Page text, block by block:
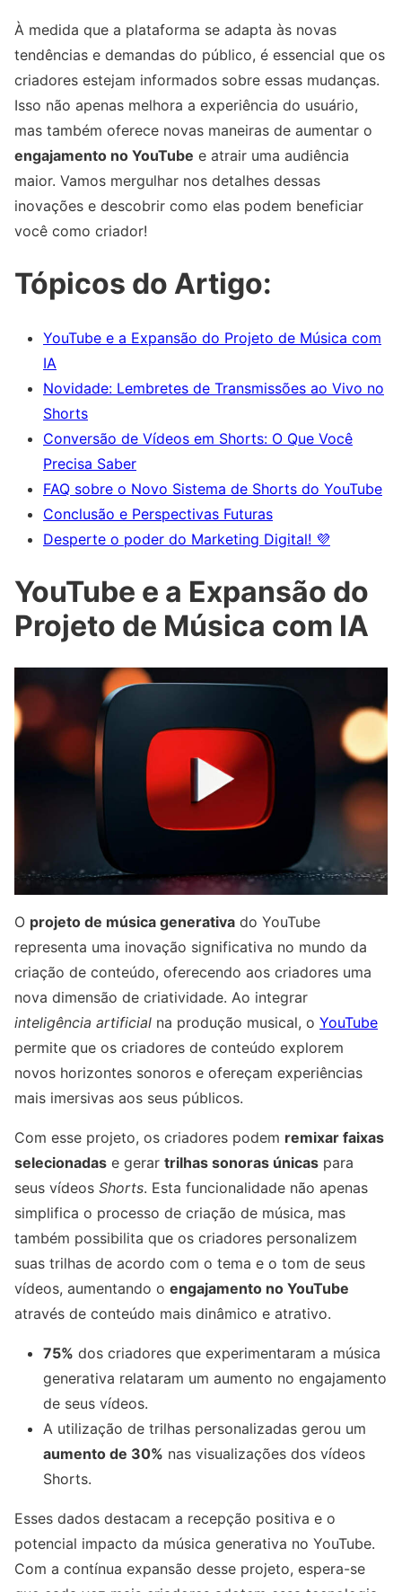
À medida que a plataforma se adapta às novas
tendências e demandas do público, é essencial que os
criadores estejam informados sobre essas mudanças.
Isso não apenas melhora a experiência do usuário,
mas também oferece novas maneiras de aumentar o
engajamento no YouTube e atrair uma audiência
maior. Vamos mergulhar nos detalhes dessas
inovações e descobrir como elas podem beneficiar
você como criador!
Tópicos do Artigo:
YouTube e a Expansão do Projeto de Música com
IA
Novidade: Lembretes de Transmissões ao Vivo no
Shorts
Conversão de Vídeos em Shorts: O Que Você
Precisa Saber
FAQ sobre o Novo Sistema de Shorts do YouTube
Conclusão e Perspectivas Futuras
Desperte o poder do Marketing Digital! 💜
YouTube e a Expansão do
Projeto de Música com IA
O projeto de música generativa do YouTube
representa uma inovação significativa no mundo da
criação de conteúdo, oferecendo aos criadores uma
nova dimensão de criatividade. Ao integrar
inteligência artificial na produção musical, o YouTube
permite que os criadores de conteúdo explorem
novos horizontes sonoros e ofereçam experiências
mais imersivas aos seus públicos.
Com esse projeto, os criadores podem remixar faixas
selecionadas e gerar trilhas sonoras únicas para
seus vídeos Shorts. Esta funcionalidade não apenas
simplifica o processo de criação de música, mas
também possibilita que os criadores personalizem
suas trilhas de acordo com o tema e o tom de seus
vídeos, aumentando o engajamento no YouTube
através de conteúdo mais dinâmico e atrativo.
75% dos criadores que experimentaram a música
generativa relataram um aumento no engajamento
de seus vídeos.
A utilização de trilhas personalizadas gerou um
aumento de 30% nas visualizações dos vídeos
Shorts.
Esses dados destacam a recepção positiva e o
potencial impacto da música generativa no YouTube.
Com a contínua expansão desse projeto, espera-se